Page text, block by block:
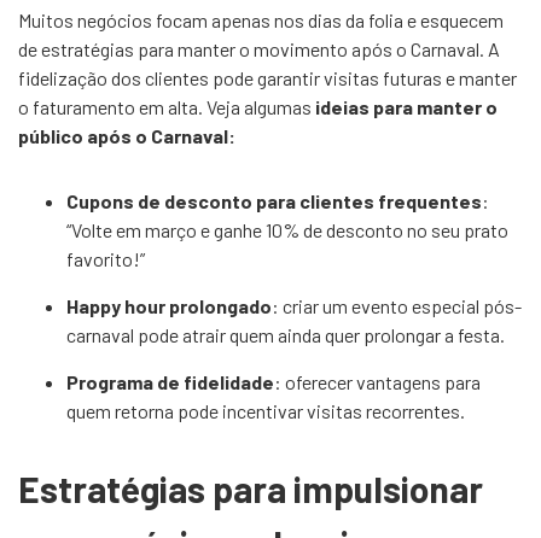
Muitos negócios focam apenas nos dias da folia e esquecem
de estratégias para manter o movimento após o Carnaval. A
fidelização dos clientes pode garantir visitas futuras e manter
o faturamento em alta. Veja algumas ideias para manter o
público após o Carnaval:
Cupons de desconto para clientes frequentes:
“Volte em março e ganhe 10% de desconto no seu prato
favorito!”
Happy hour prolongado: criar um evento especial pós-
carnaval pode atrair quem ainda quer prolongar a festa.
Programa de fidelidade: oferecer vantagens para
quem retorna pode incentivar visitas recorrentes.
Estratégias para impulsionar